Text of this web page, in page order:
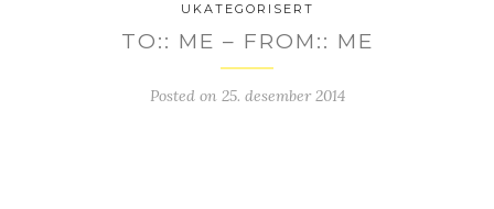
UKATEGORISERT
TO:: ME – FROM:: ME
Posted on 25. desember 2014